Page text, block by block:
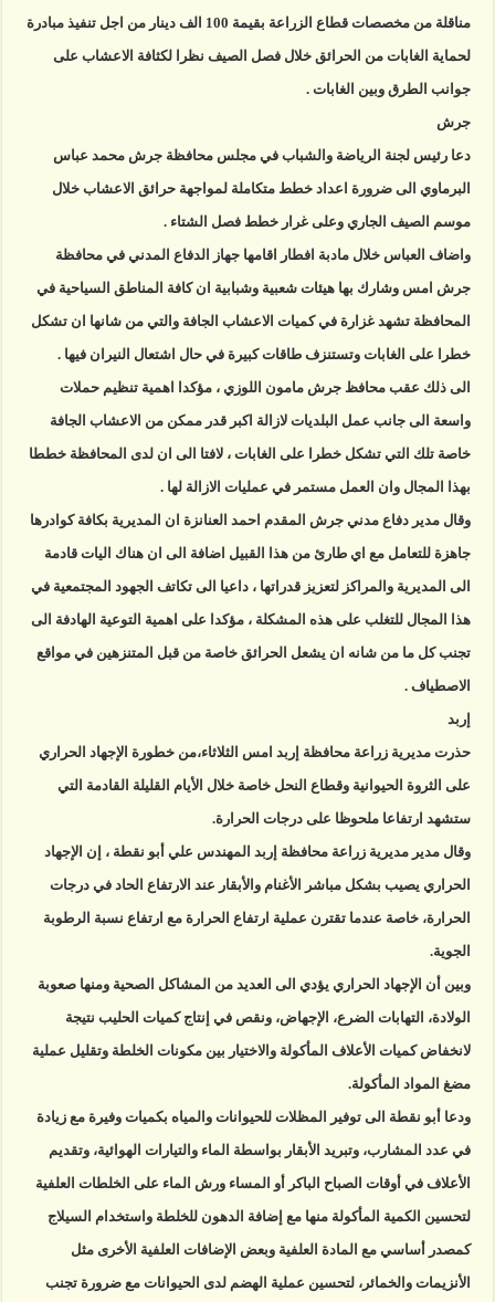
مناقلة من مخصصات قطاع الزراعة بقيمة 100 الف دينار من اجل تنفيذ مبادرة
لحماية الغابات من الحرائق خلال فصل الصيف نظرا لكثافة الاعشاب على
جوانب الطرق وبين الغابات .
جرش
دعا رئيس لجنة الرياضة والشباب في مجلس محافظة جرش محمد عباس
البرماوي الى ضرورة اعداد خطط متكاملة لمواجهة حرائق الاعشاب خلال
موسم الصيف الجاري وعلى غرار خطط فصل الشتاء .
واضاف العباس خلال مادبة افطار اقامها جهاز الدفاع المدني في محافظة
جرش امس وشارك بها هيئات شعبية وشبابية ان كافة المناطق السياحية في
المحافظة تشهد غزارة في كميات الاعشاب الجافة والتي من شانها ان تشكل
خطرا على الغابات وتستنزف طاقات كبيرة في حال اشتعال النيران فيها .
الى ذلك عقب محافظ جرش مامون اللوزي ، مؤكدا اهمية تنظيم حملات
واسعة الى جانب عمل البلديات لازالة اكبر قدر ممكن من الاعشاب الجافة
خاصة تلك التي تشكل خطرا على الغابات ، لافتا الى ان لدى المحافظة خططا
بهذا المجال وان العمل مستمر في عمليات الازالة لها .
وقال مدير دفاع مدني جرش المقدم احمد العنانزة ان المديرية بكافة كوادرها
جاهزة للتعامل مع اي طارئ من هذا القبيل اضافة الى ان هناك اليات قادمة
الى المديرية والمراكز لتعزيز قدراتها ، داعيا الى تكاتف الجهود المجتمعية في
هذا المجال للتغلب على هذه المشكلة ، مؤكدا على اهمية التوعية الهادفة الى
تجنب كل ما من شانه ان يشعل الحرائق خاصة من قبل المتنزهين في مواقع
الاصطياف .
إربد
حذرت مديرية زراعة محافظة إربد امس الثلاثاء،من خطورة الإجهاد الحراري
على الثروة الحيوانية وقطاع النحل خاصة خلال الأيام القليلة القادمة التي
ستشهد ارتفاعا ملحوظا على درجات الحرارة.
وقال مدير مديرية زراعة محافظة إربد المهندس علي أبو نقطة ، إن الإجهاد
الحراري يصيب بشكل مباشر الأغنام والأبقار عند الارتفاع الحاد في درجات
الحرارة، خاصة عندما تقترن عملية ارتفاع الحرارة مع ارتفاع نسبة الرطوبة
الجوية.
وبين أن الإجهاد الحراري يؤدي الى العديد من المشاكل الصحية ومنها صعوبة
الولادة، التهابات الضرع، الإجهاض، ونقص في إنتاج كميات الحليب نتيجة
لانخفاض كميات الأعلاف المأكولة والاختيار بين مكونات الخلطة وتقليل عملية
مضغ المواد المأكولة.
ودعا أبو نقطة الى توفير المظلات للحيوانات والمياه بكميات وفيرة مع زيادة
في عدد المشارب، وتبريد الأبقار بواسطة الماء والتيارات الهوائية، وتقديم
الأعلاف في أوقات الصباح الباكر أو المساء ورش الماء على الخلطات العلفية
لتحسين الكمية المأكولة منها مع إضافة الدهون للخلطة واستخدام السيلاج
كمصدر أساسي مع المادة العلفية وبعض الإضافات العلفية الأخرى مثل
الأنزيمات والخمائر، لتحسين عملية الهضم لدى الحيوانات مع ضرورة تجنب